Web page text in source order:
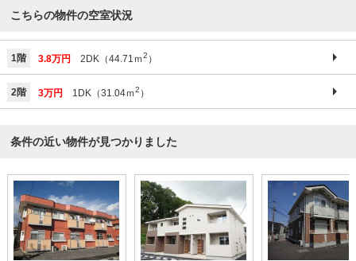
こちらの物件の空室状況
1階 3.8万円 2DK（44.71ｍ2 ）
2階 3万円 1DK（31.04ｍ2 ）
条件の近い物件が見つかりました